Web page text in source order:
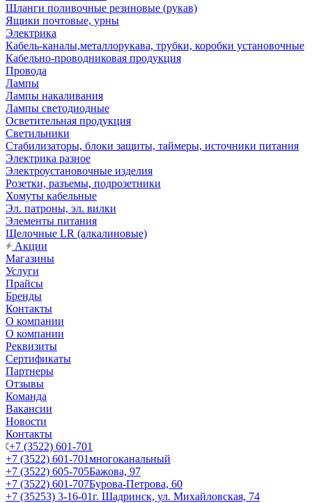
Шланги поливочные резиновые (рукав)
Ящики почтовые, урны
Электрика
Кабель-каналы,металлорукава, трубки, коробки установочные
Кабельно-проводниковая продукция
Провода
Лампы
Лампы накаливания
Лампы светодиодные
Осветительная продукция
Светильники
Стабилизаторы, блоки защиты, таймеры, источники питания
Электрика разное
Электроустановочные изделия
Розетки, разъемы, подрозетники
Хомуты кабельные
Эл. патроны, эл. вилки
Элементы питания
Щелочные LR (алкалиновые)
Акции
Магазины
Услуги
Прайсы
Бренды
Контакты
О компании
О компании
Реквизиты
Сертификаты
Партнеры
Отзывы
Команда
Вакансии
Новости
Контакты
+7 (3522) 601-701
+7 (3522) 601-701многоканальный
+7 (3522) 605-705Бажова, 97
+7 (3522) 601-707Бурова-Петрова, 60
+7 (35253) 3-16-01г. Шадринск, ул. Михайловская, 74